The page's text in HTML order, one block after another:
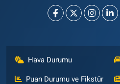
Hava Durumu
Puan Durumu ve Fikstür